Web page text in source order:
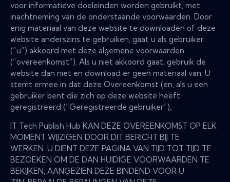
voor informatieve doeleinden worden gebruikt, met
inachtneming van de onderstaande voorwaarden. Door
enig materiaal van deze website te downloaden of deze
website anderszins te gebruiken, gaat u als gebruiker
(“u”) akkoord met deze algemene voorwaarden
(“overeenkomst”). Als u niet akkoord gaat, gebruik de
website dan niet en download er geen materiaal van. U
stemt ermee in dat deze Overeenkomst (en, als u een
gebruiker bent die zich op deze website heeft
geregistreerd (“Geregistreerde gebruiker”),
IT Tech Publish Hub KAN DEZE OVEREENKOMST OP ELK
MOMENT WIJZIGEN DOOR DIT BERICHT BIJ TE
WERKEN. U DIENT DEZE PAGINA VAN TIJD TOT TIJD TE
BEZOEKEN OM DE DAN HUIDIGE VOORWAARDEN TE
BEKIJKEN, AANGEZIEN DEZE BINDEND VOOR U